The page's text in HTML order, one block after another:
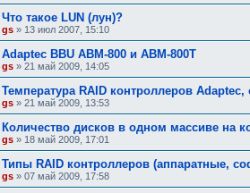
Что такое LUN (лун)?
gs » 13 июл 2007, 15:10
Adaptec BBU ABM-800 и ABM-800T
gs » 21 май 2009, 14:05
Температура RAID контроллеров Adaptec,
gs » 21 май 2009, 13:53
Количество дисков в одном массиве на
gs » 18 май 2009, 17:01
Типы RAID контроллеров (аппаратные,
gs » 07 май 2009, 17:58